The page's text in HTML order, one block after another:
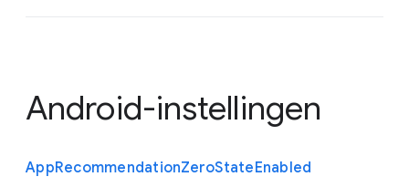
Android-instellingen
AppRecommendationZeroStateEnabled